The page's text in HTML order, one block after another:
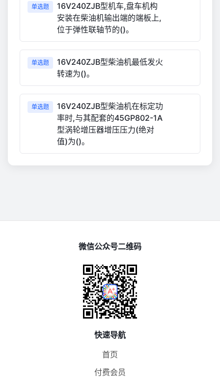
单选题
16V240ZJB型机车,盘车机构
安装在柴油机输出端的端板上,
位于弹性联轴节的()。
单选题
16V240ZJB型柴油机最低发火
转速为()。
单选题
16V240ZJB型柴油机在标定功
率时,与其配套的45GP802-1A
型涡轮增压器增压压力(绝对
值)为()。
微信公众号二维码
快速导航
首页
付费会员